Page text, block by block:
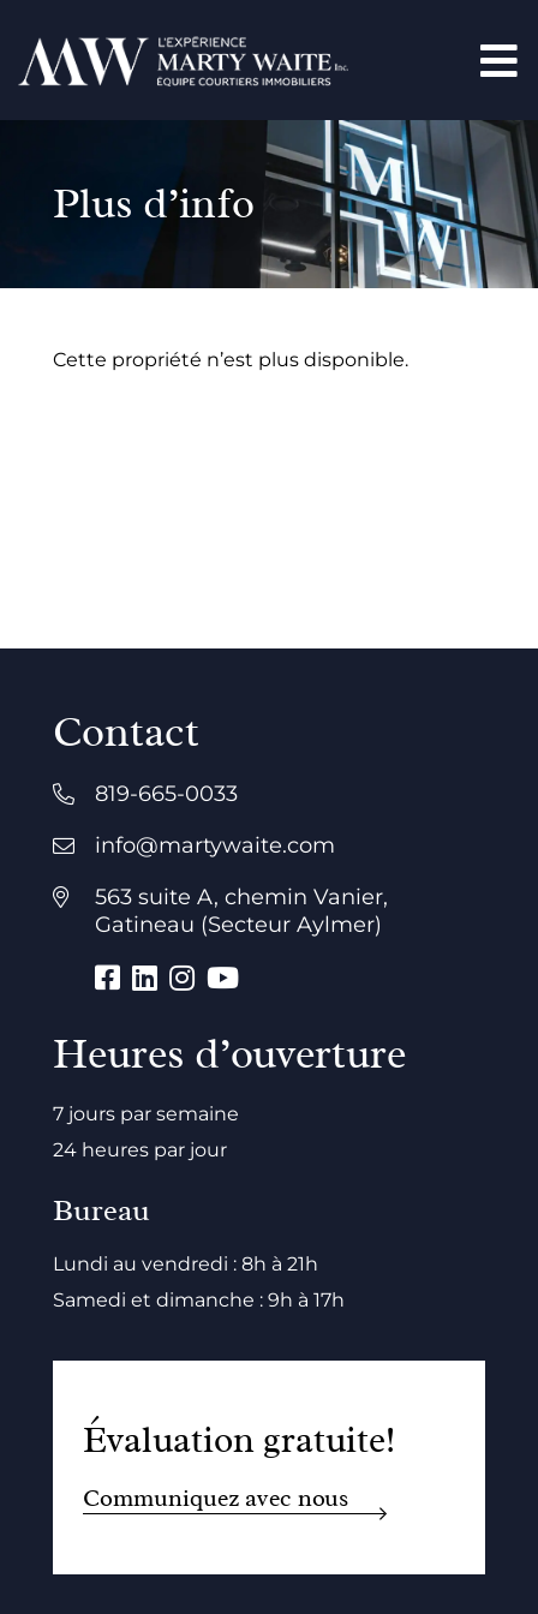
Plus d’info
Cette propriété n’est plus disponible.
Contact
819-665-0033
info@martywaite.com
563 suite A, chemin Vanier,
Gatineau (Secteur Aylmer)
Heures d’ouverture
7 jours par semaine
24 heures par jour
Bureau
Lundi au vendredi : 8h à 21h
Samedi et dimanche : 9h à 17h
Évaluation gratuite!
Communiquez avec nous